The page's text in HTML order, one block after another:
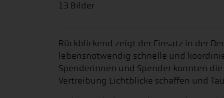
13 Bilder
Rückblickend zeigt der Einsatz in der
lebensnotwendig schnelle und
Spenderinnen und Spender konnten
Vertreibung Lichtblicke schaffen und